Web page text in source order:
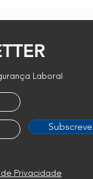
Laboral
Privacidade